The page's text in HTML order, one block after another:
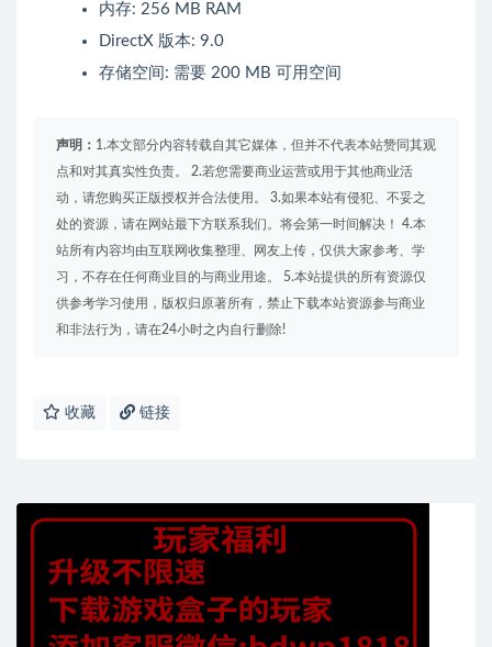
内存: 256 MB RAM
DirectX 版本: 9.0
存储空间: 需要 200 MB 可用空间
声明： 1.本文部分内容转载自其它媒体，但并不代表本站赞同其观
点和对其真实性负责。 2.若您需要商业运营或用于其他商业活
动，请您购买正版授权并合法使用。 3.如果本站有侵犯、不妥之
处的资源，请在网站最下方联系我们。将会第一时间解决！ 4.本
站所有内容均由互联网收集整理、网友上传，仅供大家参考、学
习，不存在任何商业目的与商业用途。 5.本站提供的所有资源仅
供参考学习使用，版权归原著所有，禁止下载本站资源参与商业
和非法行为，请在24小时之内自行删除!
收藏 链接